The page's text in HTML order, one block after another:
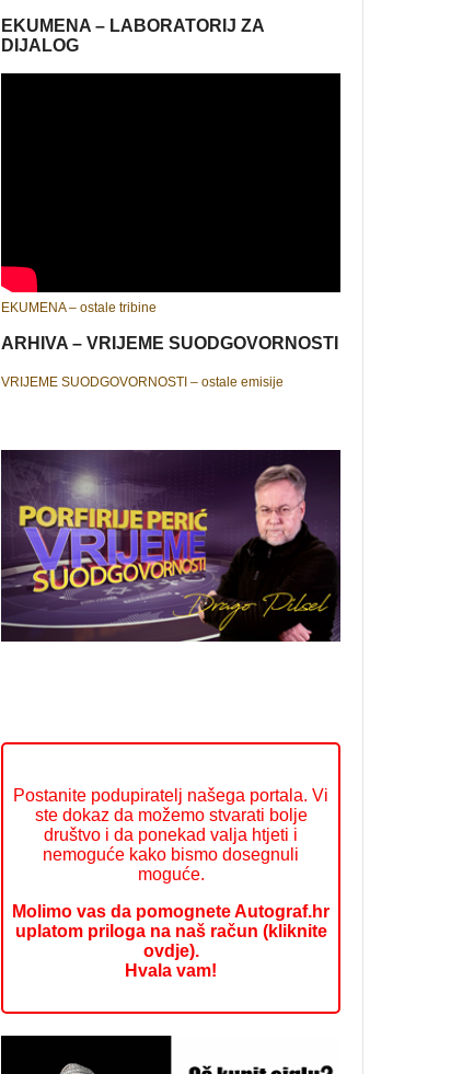
EKUMENA – LABORATORIJ ZA
DIJALOG
EKUMENA – ostale tribine
ARHIVA – VRIJEME SUODGOVORNOSTI
VRIJEME SUODGOVORNOSTI – ostale emisije
Postanite podupiratelj našega portala. Vi
ste dokaz da možemo stvarati bolje
društvo i da ponekad valja htjeti i
nemoguće kako bismo dosegnuli
moguće.
Molimo vas da pomognete Autograf.hr
uplatom priloga na naš račun (kliknite
ovdje).
Hvala vam!